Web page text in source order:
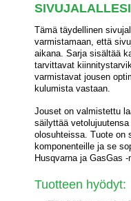
SIVUJALALLESI
Tämä täydellinen
varmistamaan, että
aikana. Sarja sisältää
tarvittavat
varmistavat jousen
kulumista vastaan.
Jouset on valmistettu
säilyttää
olosuhteissa. Tuote on
komponenteille ja se
Husqvarna ja GasGas -
Tuotteen hyödyt: